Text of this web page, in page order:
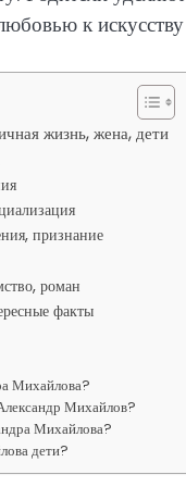
к
жизнь, жена, дети
признание
роман
факты
Михайлова?
Михайлов?
Михайлова?
дети?